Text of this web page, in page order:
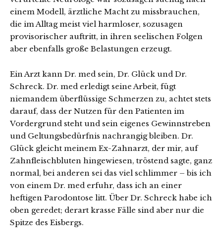
einem Modell, ärztliche Macht zu missbrauchen,
die im Alltag meist viel harmloser, sozusagen
provisorischer auftritt, in ihren seelischen Folgen
aber ebenfalls große Belastungen erzeugt.
Ein Arzt kann Dr. med sein, Dr. Glück und Dr.
Schreck. Dr. med erledigt seine Arbeit, fügt
niemandem überflüssige Schmerzen zu, achtet stets
darauf, dass der Nutzen für den Patienten im
Vordergrund steht und sein eigenes Gewinnstreben
und Geltungsbedürfnis nachrangig bleiben. Dr.
Glück gleicht meinem Ex-Zahnarzt, der mir, auf
Zahnfleischbluten hingewiesen, tröstend sagte, ganz
normal, bei anderen sei das viel schlimmer – bis ich
von einem Dr. med erfuhr, dass ich an einer
heftigen Parodontose litt. Über Dr. Schreck habe ich
oben geredet; derart krasse Fälle sind aber nur die
Spitze des Eisbergs.